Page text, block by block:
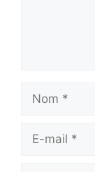
mail